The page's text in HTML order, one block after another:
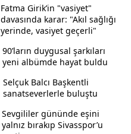
Fatma Girik’in "vasiyet"
davasında karar: "Akıl sağlığı
yerinde, vasiyet geçerli"
90’ların duygusal şarkıları
yeni albümde hayat buldu
Selçuk Balcı Başkentli
sanatseverlerle buluştu
Sevgililer gününde eşini
yalnız bırakıp Sivasspor’u